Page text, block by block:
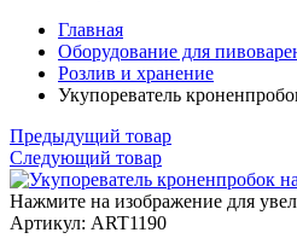
Главная
Оборудование для
Розлив и хранение
Укупореватель
Предыдущий товар
Следующий товар
Нажмите на изображение для
Артикул: ART1190